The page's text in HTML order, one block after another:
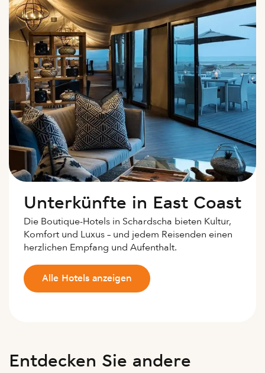
Unterkünfte in East Coast
Die Boutique-Hotels in Schardscha bieten Kultur,
Komfort und Luxus – und jedem Reisenden einen
herzlichen Empfang und Aufenthalt.
Alle Hotels anzeigen
Entdecken Sie andere